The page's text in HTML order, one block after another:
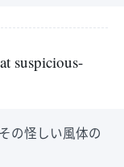
suspicious-
の怪しい風体の